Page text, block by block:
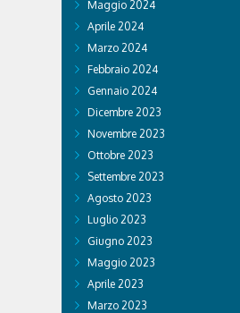
Maggio 2024
Aprile 2024
Marzo 2024
Febbraio 2024
Gennaio 2024
Dicembre 2023
Novembre 2023
Ottobre 2023
Settembre 2023
Agosto 2023
Luglio 2023
Giugno 2023
Maggio 2023
Aprile 2023
Marzo 2023